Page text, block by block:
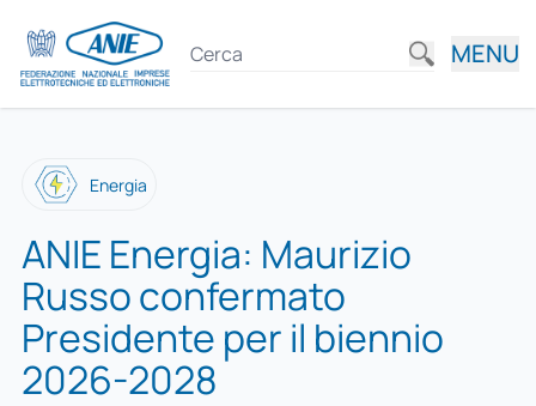
MENU
Energia
ANIE Energia: Maurizio
Russo confermato
Presidente per il biennio
2026-2028